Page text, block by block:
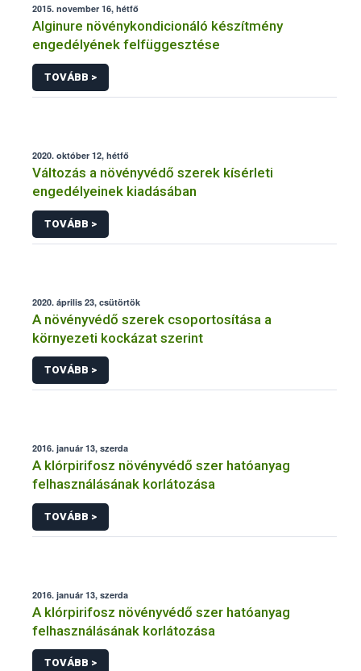
2015. november 16, hétfő
Alginure növénykondicionáló készítmény
engedélyének felfüggesztése
TOVÁBB >
2020. október 12, hétfő
Változás a növényvédő szerek kísérleti
engedélyeinek kiadásában
TOVÁBB >
2020. április 23, csütörtök
A növényvédő szerek csoportosítása a
környezeti kockázat szerint
TOVÁBB >
2016. január 13, szerda
A klórpirifosz növényvédő szer hatóanyag
felhasználásának korlátozása
TOVÁBB >
2016. január 13, szerda
A klórpirifosz növényvédő szer hatóanyag
felhasználásának korlátozása
TOVÁBB >